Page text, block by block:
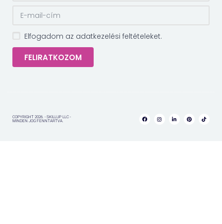
Elfogadom az adatkezelési feltételeket.
FELIRATKOZOM
COPYRIGHT 2026. - SKILLUP LLC -
MINDEN JOG FENNTARTVA.